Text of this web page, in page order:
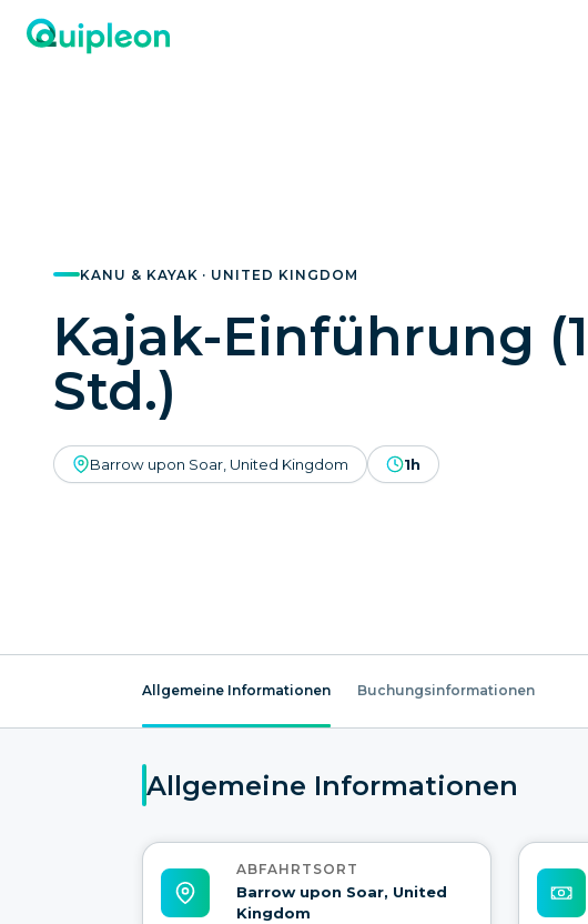
KANU & KAYAK · UNITED KINGDOM
Kajak-Einführung (1
Std.)
Barrow upon Soar, United Kingdom 1h
Allgemeine Informationen Buchungsinformationen
Allgemeine Informationen
ABFAHRTSORT
Barrow upon Soar, United
Kingdom